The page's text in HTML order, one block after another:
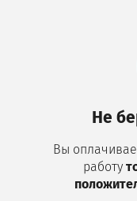
Не
Вы
работу